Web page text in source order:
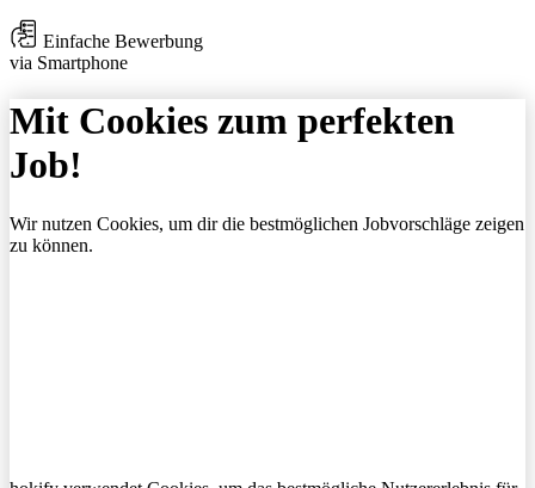
Einfache Bewerbung
via Smartphone
Mit Cookies zum perfekten
Job!
Wir nutzen Cookies, um dir die bestmöglichen Jobvorschläge zeigen
zu können.